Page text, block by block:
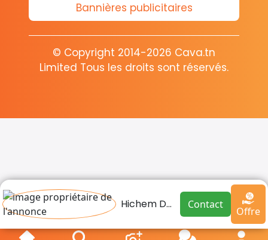
Hichem Dahech Contact
Offre
Bannières publicitaires
© Copyright 2014-2026 Cava.tn
Limited Tous les droits sont réservés.